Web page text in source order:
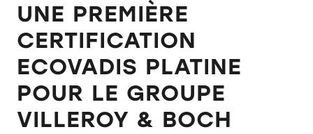
UNE PREMIÈRE
CERTIFICATION
ECOVADIS PLATINE
POUR LE GROUPE
VILLEROY & BOCH